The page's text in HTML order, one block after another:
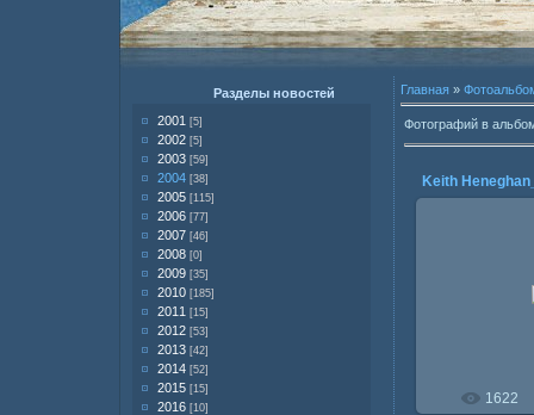
Разделы новостей
2001 [5]
2002 [5]
2003 [59]
2004 [38]
2005 [115]
2006 [77]
2007 [46]
2008 [0]
2009 [35]
2010 [185]
2011 [15]
2012 [53]
2013 [42]
2014 [52]
2015 [15]
2016 [10]
Главная »
Фотографий в
Keith
1622